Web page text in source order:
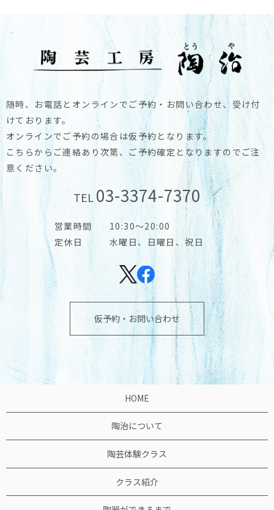
随時、お電話とオンラインでご予約・お問い合わせ、受け付
けております。
オンラインでご予約の場合は仮予約となります。
こちらからご連絡あり次第、ご予約確定となりますのでご注
意ください。
TEL03-3374-7370
営業時間
10:30～20:00
定休日
水曜日、日曜日、祝日
仮予約・お問い合わせ
HOME
陶治について
陶芸体験クラス
クラス紹介